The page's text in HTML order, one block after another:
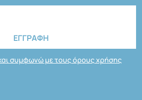
συμφωνώ με τους όρους χρήσης